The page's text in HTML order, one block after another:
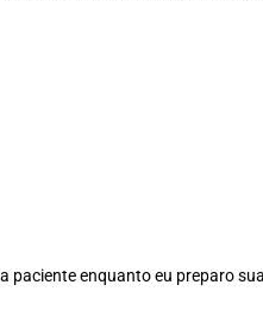
paciente enquanto eu preparo